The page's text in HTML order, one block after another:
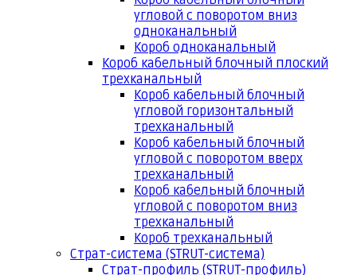
угловой с поворотом вниз
одноканальный
Короб одноканальный
Короб кабельный блочный плоский
трехканальный
Короб кабельный блочный
угловой горизонтальный
трехканальный
Короб кабельный блочный
угловой с поворотом вверх
трехканальный
Короб кабельный блочный
угловой с поворотом вниз
трехканальный
Короб трехканальный
Страт-система (STRUT-система)
Страт-профиль (STRUT-профиль)